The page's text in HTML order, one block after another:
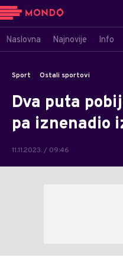
Naslovna Najnovije Info
Sport Ostali sportovi
Dva puta
pa iznenadio
11.11.2023. / 09:46